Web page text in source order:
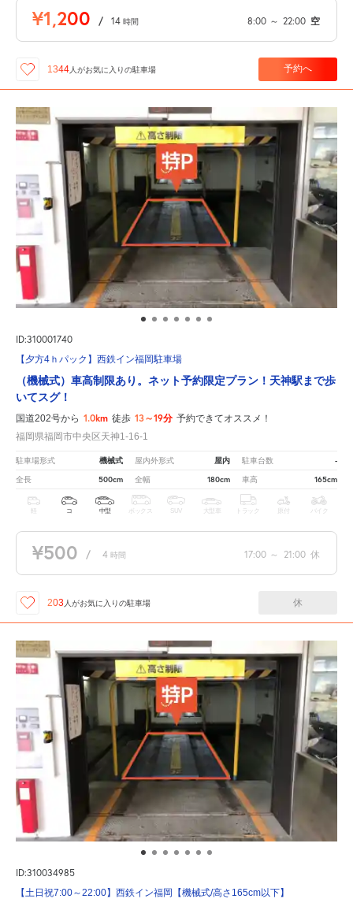
¥1,200 / 14 時間 8:00 ～ 22:00 空
1344 人がお気に入りの駐車場 予約へ
ID:310001740
【夕方4ｈパック】西鉄イン福岡駐車場
（機械式）車高制限あり。ネット予約限定プラン！天神駅まで歩
いてスグ！
国道202号から 1.0km 徒歩 13～19分 予約できてオススメ！
福岡県福岡市中央区天神1-16-1
駐車場形式 機械式 屋内外形式 屋内 駐車台数 -
全長 500cm 全幅 180cm 車高 165cm
軽 コ 中型 ボックス SUV 大型車 トラック 原付 バイク
¥500 / 4 時間 17:00 ～ 21:00 休
203 人がお気に入りの駐車場 休
ID:310034985
【土日祝7:00～22:00】西鉄イン福岡【機械式/高さ165cm以下】